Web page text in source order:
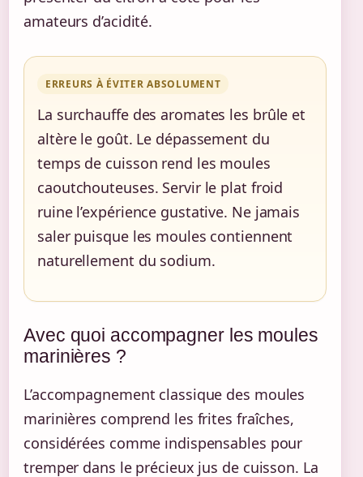
amateurs d’acidité.
ERREURS À ÉVITER ABSOLUMENT
La surchauffe des aromates les brûle et
altère le goût. Le dépassement du
temps de cuisson rend les moules
caoutchouteuses. Servir le plat froid
ruine l’expérience gustative. Ne jamais
saler puisque les moules contiennent
naturellement du sodium.
Avec quoi accompagner les moules
marinières ?
L’accompagnement classique des moules
marinières comprend les frites fraîches,
considérées comme indispensables pour
tremper dans le précieux jus de cuisson. La